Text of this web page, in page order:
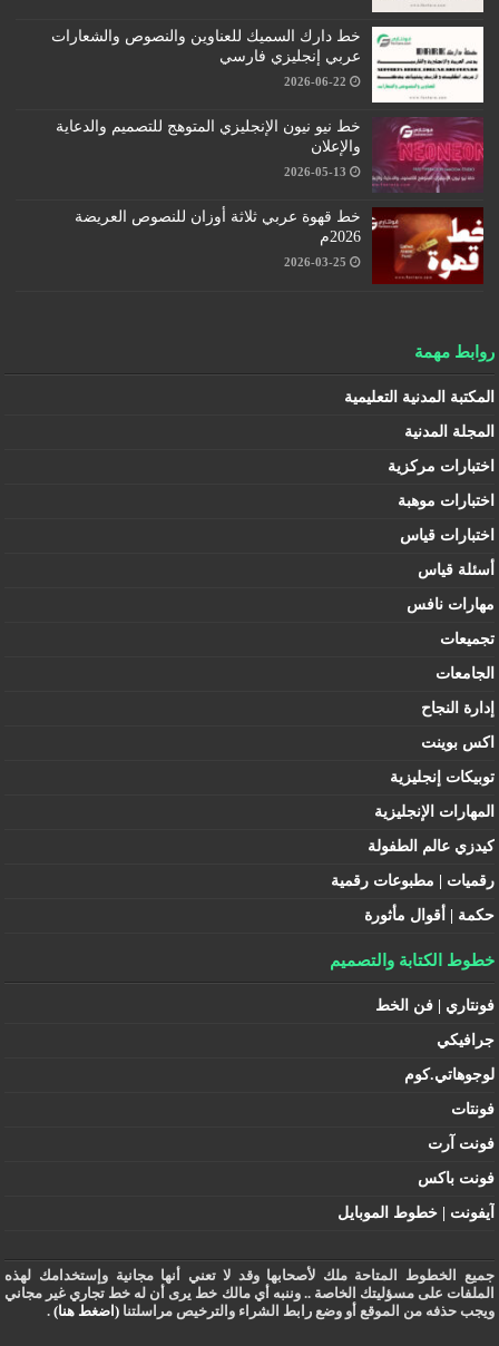
خط دارك السميك للعناوين والنصوص والشعارات
عربي إنجليزي فارسي
2026-06-22
خط نيو نيون الإنجليزي المتوهج للتصميم والدعاية
والإعلان
2026-05-13
خط قهوة عربي ثلاثة أوزان للنصوص العريضة
2026م
2026-03-25
روابط مهمة
المكتبة المدنية التعليمية
المجلة المدنية
اختبارات مركزية
اختبارات موهبة
اختبارات قياس
أسئلة قياس
مهارات نافس
تجميعات
الجامعات
إدارة النجاح
اكس بوينت
توبيكات إنجليزية
المهارات الإنجليزية
كيدزي عالم الطفولة
رقميات | مطبوعات رقمية
حكمة | أقوال مأثورة
خطوط الكتابة والتصميم
فونتاري | فن الخط
جرافيكي
لوجوهاتي.كوم
فونتات
فونت آرت
فونت باكس
آيفونت | خطوط الموبايل
جميع الخطوط المتاحة ملك لأصحابها وقد لا تعني أنها مجانية وإستخدامك لهذه
الملفات على مسؤليتك الخاصة .. وننبه أي مالك خط يرى أن له خط تجاري غير مجاني
ويجب حذفه من الموقع أو وضع رابط الشراء والترخيص مراسلتنا(اضغط هنا) .